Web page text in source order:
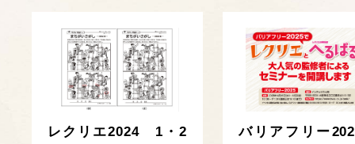
レクリエ2024 1・2
バリアフリー